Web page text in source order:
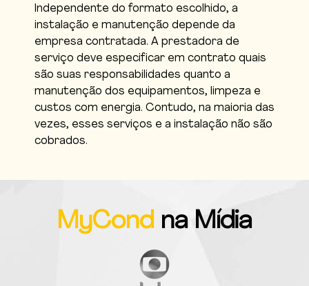
Independente do formato escolhido, a
instalação e manutenção depende da
empresa contratada. A prestadora de
serviço deve especificar em contrato quais
são suas responsabilidades quanto a
manutenção dos equipamentos, limpeza e
custos com energia. Contudo, na maioria das
vezes, esses serviços e a instalação não são
cobrados.
MyCond na Mídia